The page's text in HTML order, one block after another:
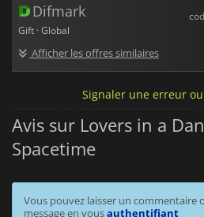
Difmark
Gift · Global
Afficher les offres similaires
Signaler une erreur
Avis sur Lovers in a
Spacetime
Vous pouvez laisser un commentaire
message en vousauthentifiant